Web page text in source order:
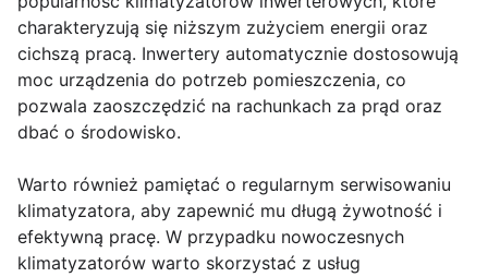
charakteryzują się niższym zużyciem energii oraz
cichszą pracą. Inwertery automatycznie dostosowują
moc urządzenia do potrzeb pomieszczenia, co
pozwala zaoszczędzić na rachunkach za prąd oraz
dbać o środowisko.
Warto również pamiętać o regularnym serwisowaniu
klimatyzatora, aby zapewnić mu długą żywotność i
efektywną pracę. W przypadku nowoczesnych
klimatyzatorów warto skorzystać z usług